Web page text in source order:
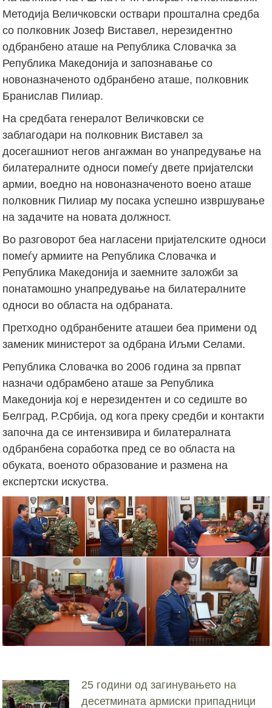
Методија Величковски оствари проштална средба
со полковник Јозеф Виставел, нерезидентно
одбранбено аташе на Република Словачка за
Република Македонија и запознавање со
новоназначеното одбранбено аташе, полковник
Бранислав Пилиар.
На средбата генералот Величковски се
заблагодари на полковник Виставел за
досегашниот негов ангажман во унапредување на
билатералните односи помеѓу двете пријателски
армии, воедно на новоназначеното воено аташе
полковник Пилиар му посака успешно извршување
на задачите на новата должност.
Во разговорот беа нагласени пријателските односи
помеѓу армиите на Република Словачка и
Република Македонија и заемните заложби за
понатамошно унапредување на билатералните
односи во областа на одбраната.
Претходно одбранбените аташеи беа примени од
заменик министерот за одбрана Иљми Селами.
Република Словачка во 2006 година за првпат
назначи одбрамбено аташе за Република
Македонија кој е нерезидентен и со седиште во
Белград, Р.Србија, од кога преку средби и контакти
започна да се интензивира и билатералната
одбранбена соработка пред се во областа на
обуката, военото образование и размена на
експертски искуства.
25 години од загинувањето на
десетмината армиски припадници